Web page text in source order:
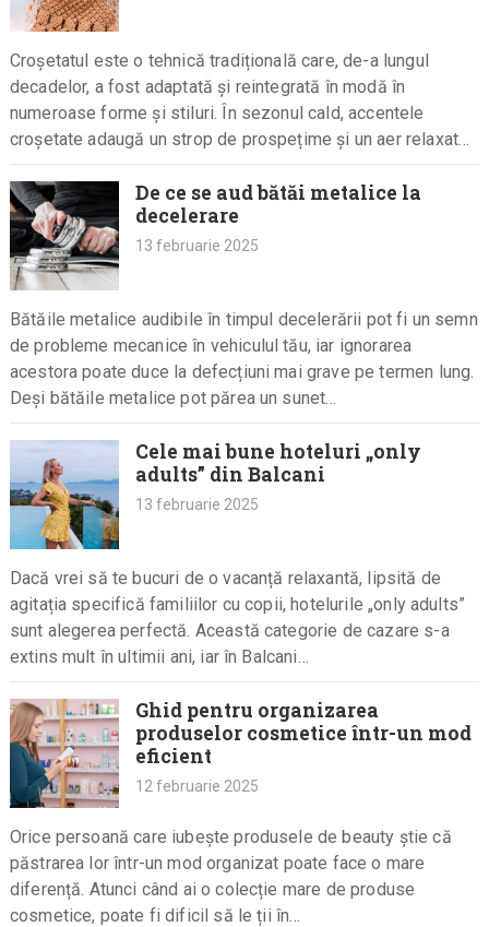
Croșetatul este o tehnică tradițională care, de-a lungul
decadelor, a fost adaptată și reintegrată în modă în
numeroase forme și stiluri. În sezonul cald, accentele
croșetate adaugă un strop de prospețime și un aer relaxat…
De ce se aud bătăi metalice la
decelerare
13 februarie 2025
Bătăile metalice audibile în timpul decelerării pot fi un semn
de probleme mecanice în vehiculul tău, iar ignorarea
acestora poate duce la defecțiuni mai grave pe termen lung.
Deși bătăile metalice pot părea un sunet…
Cele mai bune hoteluri „only
adults” din Balcani
13 februarie 2025
Dacă vrei să te bucuri de o vacanță relaxantă, lipsită de
agitația specifică familiilor cu copii, hotelurile „only adults”
sunt alegerea perfectă. Această categorie de cazare s-a
extins mult în ultimii ani, iar în Balcani…
Ghid pentru organizarea
produselor cosmetice într-un mod
eficient
12 februarie 2025
Orice persoană care iubește produsele de beauty știe că
păstrarea lor într-un mod organizat poate face o mare
diferență. Atunci când ai o colecție mare de produse
cosmetice, poate fi dificil să le ții în…